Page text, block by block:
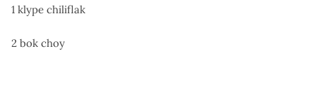
1 klype chiliflak
2 bok choy